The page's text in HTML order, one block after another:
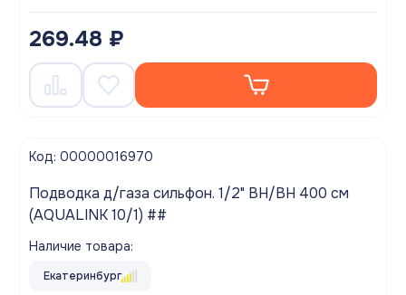
269.48 ₽
Код: 00000016970
Подводка д/газа сильфон. 1/2" ВН/ВН 400 см
(AQUALINK 10/1) ##
Наличие товара:
Екатеринбург